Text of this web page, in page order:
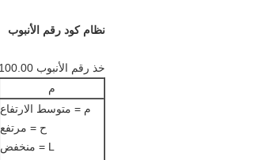
نظام كود رقم الأنبوب
خذ رقم الأنبوب M-11045.180100.00 كمثال
م
م = متوسط ​​الارتفاع
ح = مرتفع
L = منخفض